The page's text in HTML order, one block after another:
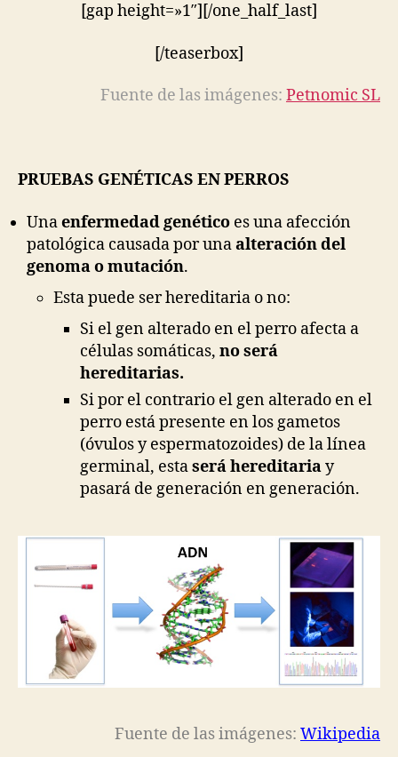
[gap height=»1″][/one_half_last]
[/teaserbox]
Fuente de las imágenes: Petnomic SL
PRUEBAS GENÉTICAS EN PERROS
Unaenfermedad genético es una afección
patológica causada por unaalteración del
genoma o mutación.
Esta puede ser hereditaria o no:
Si el gen alterado en el perro afecta a
células somáticas, no será
hereditarias.
Si por el contrario el gen alterado en el
perro está presente en los gametos
(óvulos y espermatozoides) de la línea
germinal, estaseráhereditariay
pasará de generación en generación.
Fuente de las imágenes: Wikipedia